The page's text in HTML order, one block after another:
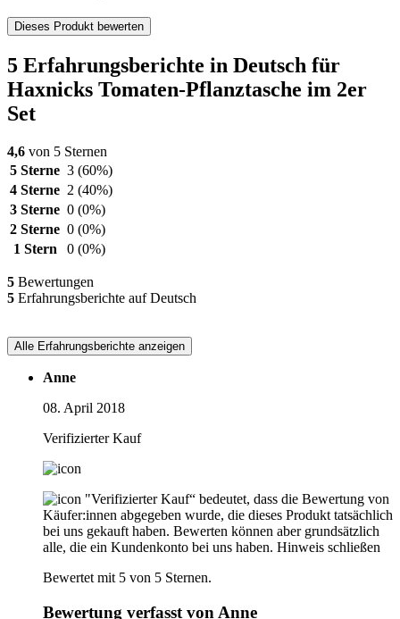
Dieses Produkt bewerten
5 Erfahrungsberichte in Deutsch für
Haxnicks Tomaten-Pflanztasche im 2er
Set
4,6 von 5 Sternen
5 Sterne 3 (60%)
4 Sterne 2 (40%)
3 Sterne 0 (0%)
2 Sterne 0 (0%)
1 Stern
0 (0%)
5 Bewertungen
5 Erfahrungsberichte auf Deutsch
Alle Erfahrungsberichte anzeigen
Anne
08. April 2018
Verifizierter Kauf
"Verifizierter Kauf“ bedeutet, dass die Bewertung von
Käufer:innen abgegeben wurde, die dieses Produkt tatsächlich
bei uns gekauft haben. Bewerten können aber grundsätzlich
alle, die ein Kundenkonto bei uns haben. Hinweis schließen
Bewertet mit 5 von 5 Sternen.
Bewertung verfasst von Anne